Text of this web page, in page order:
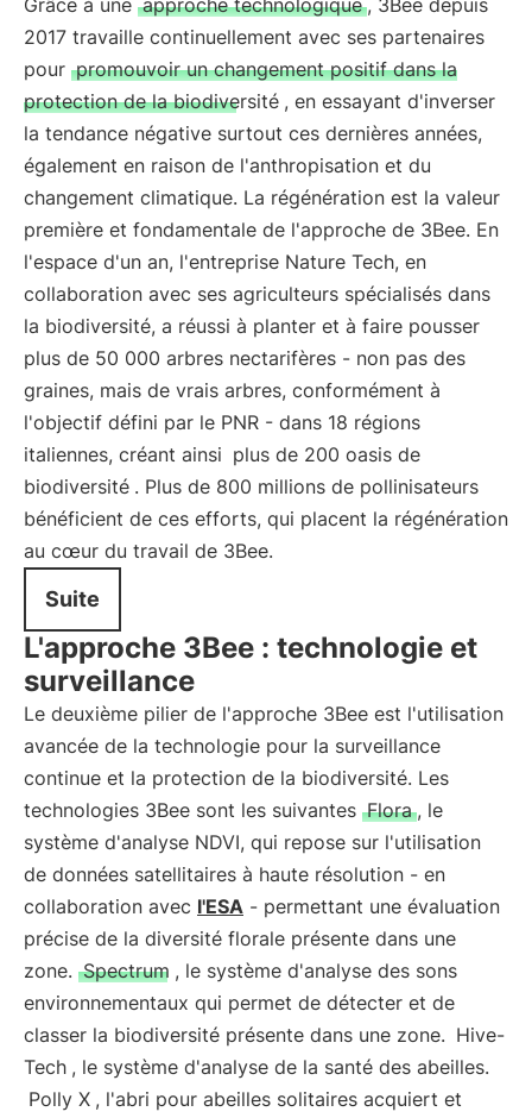
Grâce à une approche technologique , 3Bee depuis
2017 travaille continuellement avec ses partenaires
pour promouvoir un changement positif dans la
protection de la biodiversité , en essayant d'inverser
la tendance négative surtout ces dernières années,
également en raison de l'anthropisation et du
changement climatique. La régénération est la valeur
première et fondamentale de l'approche de 3Bee. En
l'espace d'un an, l'entreprise Nature Tech, en
collaboration avec ses agriculteurs spécialisés dans
la biodiversité, a réussi à planter et à faire pousser
plus de 50 000 arbres nectarifères - non pas des
graines, mais de vrais arbres, conformément à
l'objectif défini par le PNR - dans 18 régions
italiennes, créant ainsi plus de 200 oasis de
biodiversité . Plus de 800 millions de pollinisateurs
bénéficient de ces efforts, qui placent la régénération
au cœur du travail de 3Bee.
Suite
L'approche 3Bee : technologie et
surveillance
Le deuxième pilier de l'approche 3Bee est l'utilisation
avancée de la technologie pour la surveillance
continue et la protection de la biodiversité. Les
technologies 3Bee sont les suivantes Flora , le
système d'analyse NDVI, qui repose sur l'utilisation
de données satellitaires à haute résolution - en
collaboration avec l'ESA - permettant une évaluation
précise de la diversité florale présente dans une
zone. Spectrum , le système d'analyse des sons
environnementaux qui permet de détecter et de
classer la biodiversité présente dans une zone. Hive-
Tech , le système d'analyse de la santé des abeilles.
Polly X , l'abri pour abeilles solitaires acquiert et